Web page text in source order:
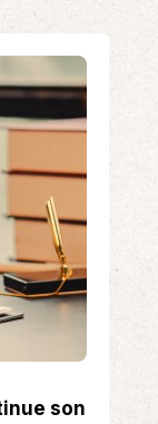
son